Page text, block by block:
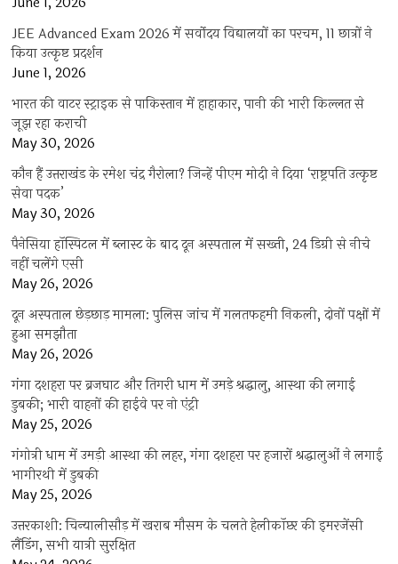
JEE Advanced Exam 2026 में सर्वोदय विद्यालयों का परचम, 11 छात्रों ने
किया उत्कृष्ट प्रदर्शन
June 1, 2026
भारत की वाटर स्ट्राइक से पाकिस्तान में हाहाकार, पानी की भारी किल्लत से
जूझ रहा कराची
May 30, 2026
कौन हैं उत्तराखंड के रमेश चंद्र गैरोला? जिन्हें पीएम मोदी ने दिया ‘राष्ट्रपति उत्कृष्ट
सेवा पदक’
May 30, 2026
पैनेसिया हॉस्पिटल में ब्लास्ट के बाद दून अस्पताल में सख्ती, 24 डिग्री से नीचे
नहीं चलेंगे एसी
May 26, 2026
दून अस्पताल छेड़छाड़ मामला: पुलिस जांच में गलतफहमी निकली, दोनों पक्षों में
हुआ समझौता
May 26, 2026
गंगा दशहरा पर ब्रजघाट और तिगरी धाम में उमड़े श्रद्धालु, आस्था की लगाई
डुबकी; भारी वाहनों की हाईवे पर नो एंट्री
May 25, 2026
गंगोत्री धाम में उमड़ी आस्था की लहर, गंगा दशहरा पर हजारों श्रद्धालुओं ने लगाई
भागीरथी में डुबकी
May 25, 2026
उत्तरकाशी: चिन्यालीसौड़ में खराब मौसम के चलते हेलीकॉप्टर की इमरजेंसी
लैंडिंग, सभी यात्री सुरक्षित